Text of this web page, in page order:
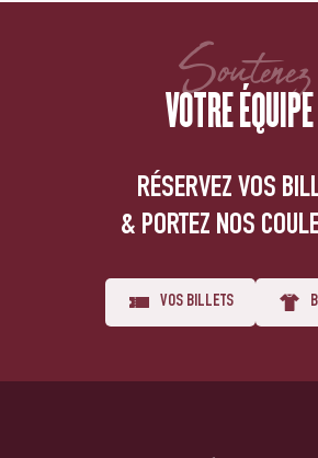
Soutenez
VOTRE
RÉSERVEZ VOS
& PORTEZ NOS
VOS BILLETS